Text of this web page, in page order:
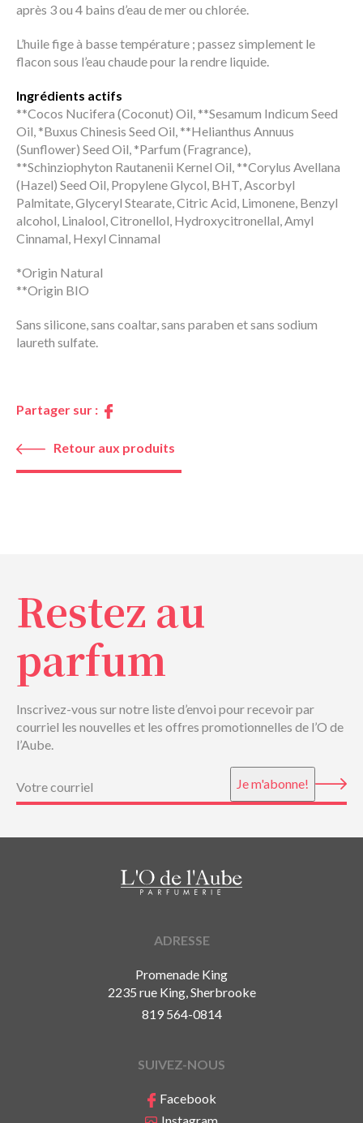
après 3 ou 4 bains d’eau de mer ou chlorée.
L’huile fige à basse température ; passez simplement le
flacon sous l’eau chaude pour la rendre liquide.
Ingrédients actifs
**Cocos Nucifera (Coconut) Oil, **Sesamum Indicum Seed
Oil, *Buxus Chinesis Seed Oil, **Helianthus Annuus
(Sunflower) Seed Oil, *Parfum (Fragrance),
**Schinziophyton Rautanenii Kernel Oil, **Corylus Avellana
(Hazel) Seed Oil, Propylene Glycol, BHT, Ascorbyl
Palmitate, Glyceryl Stearate, Citric Acid, Limonene, Benzyl
alcohol, Linalool, Citronellol, Hydroxycitronellal, Amyl
Cinnamal, Hexyl Cinnamal
*Origin Natural
**Origin BIO
Sans silicone, sans coaltar, sans paraben et sans sodium
laureth sulfate.
Partager sur :
Retour aux produits
Restez au
parfum
Inscrivez-vous sur notre liste d’envoi pour recevoir par
courriel les nouvelles et les offres promotionnelles de l’O de
l’Aube.
Je m'abonne!
ADRESSE
Promenade King
2235 rue King, Sherbrooke
819 564-0814
SUIVEZ-NOUS
Facebook